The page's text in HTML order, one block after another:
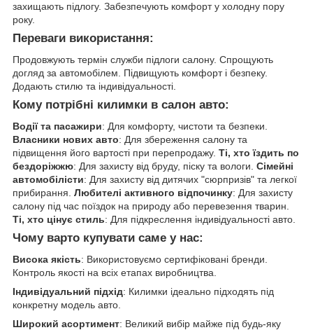
захищають підлогу. Забезпечують комфорт у холодну пору
року.
Переваги використання:
Продовжують термін служби підлоги салону. Спрощують
догляд за автомобілем. Підвищують комфорт і безпеку.
Додають стилю та індивідуальності.
Кому потрібні килимки в салон авто:
Водії та пасажири: Для комфорту, чистоти та безпеки.
Власники нових авто: Для збереження салону та
підвищення його вартості при перепродажу. Ті, хто їздить по
бездоріжжю: Для захисту від бруду, піску та вологи. Сімейні
автомобілісти: Для захисту від дитячих "сюрпризів" та легкої
прибирання. Любителі активного відпочинку: Для захисту
салону під час поїздок на природу або перевезення тварин.
Ті, хто цінує стиль: Для підкреслення індивідуальності авто.
Чому варто купувати саме у нас:
Висока якість: Використовуємо сертифіковані бренди.
Контроль якості на всіх етапах виробництва.
Індивідуальний підхід: Килимки ідеально підходять під
конкретну модель авто.
Широкий асортимент: Великий вибір майже під будь-яку